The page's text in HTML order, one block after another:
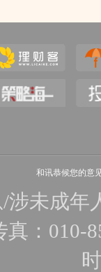
和讯恭候您的意
未成年
：010-